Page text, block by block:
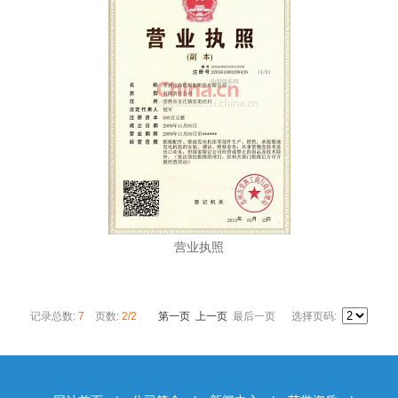
营业执照
记录总数: 7 页数: 2/2 第一页 上一页 最后一页 选择页码: